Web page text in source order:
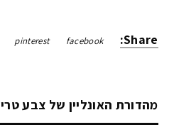
Share:
facebook
pinterest
מהדורת האונליין של צבע טרי 2020 הסתיימה!